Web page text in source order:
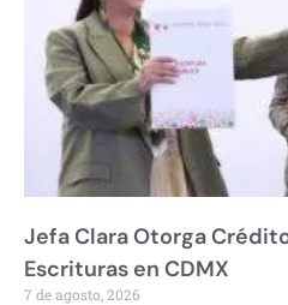
Jefa Clara Otorga
Escrituras en CDMX
7 de agosto, 2026